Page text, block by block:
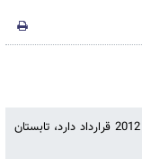
باشگاه باواریایی روز گذشته اعلام کرد سرمربی هلندی این تیم علی رغم اینکه تا تابستان 2012 قرارداد دارد، تابستان